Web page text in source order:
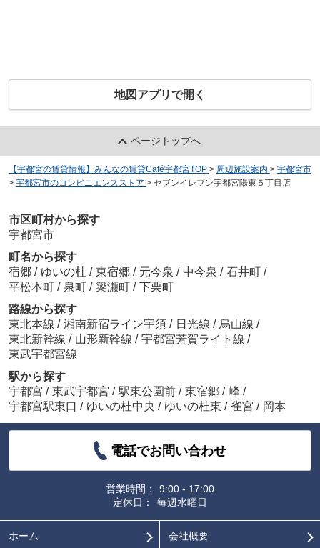
地図アプリで開く
ページトップへ
【宇都宮の賃貸情報】みんなの賃貸Café宇都宮TOP > 周辺施設案内 > 宇都宮市
> 宇都宮市のコンビニエンスストア > セブンイレブン宇都宮陽東５丁目店
市区町村から探す
宇都宮市
町名から探す
宿郷 / ゆいの杜 / 東宿郷 / 元今泉 / 中今泉 / 石井町 /
平松本町 / 泉町 / 簗瀬町 / 下栗町
路線から探す
東北本線 / 湘南新宿ライン宇須 / 日光線 / 烏山線 /
東北新幹線 / 山形新幹線 / 宇都宮芳賀ライト線 /
東武宇都宮線
駅から探す
宇都宮 / 東武宇都宮 / 駅東公園前 / 東宿郷 / 峰 /
宇都宮駅東口 / ゆいの杜中央 / ゆいの杜東 / 雀宮 / 岡本
電話でお問い合わせ
営業時間：
9:00 - 17:00
定休日：
毎週水曜日
ホーム 会社概要